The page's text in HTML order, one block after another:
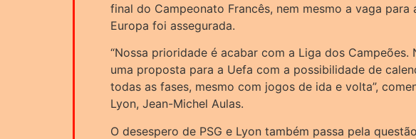
final do Campeonato Francês, nem mesmo a vaga para
Europa foi assegurada.
“Nossa prioridade é acabar com a Liga dos Campeões.
uma proposta para a Uefa com a possibilidade de
todas as fases, mesmo com jogos de ida e volta”,
Lyon, Jean-Michel Aulas.
O desespero de PSG e Lyon também passa pela